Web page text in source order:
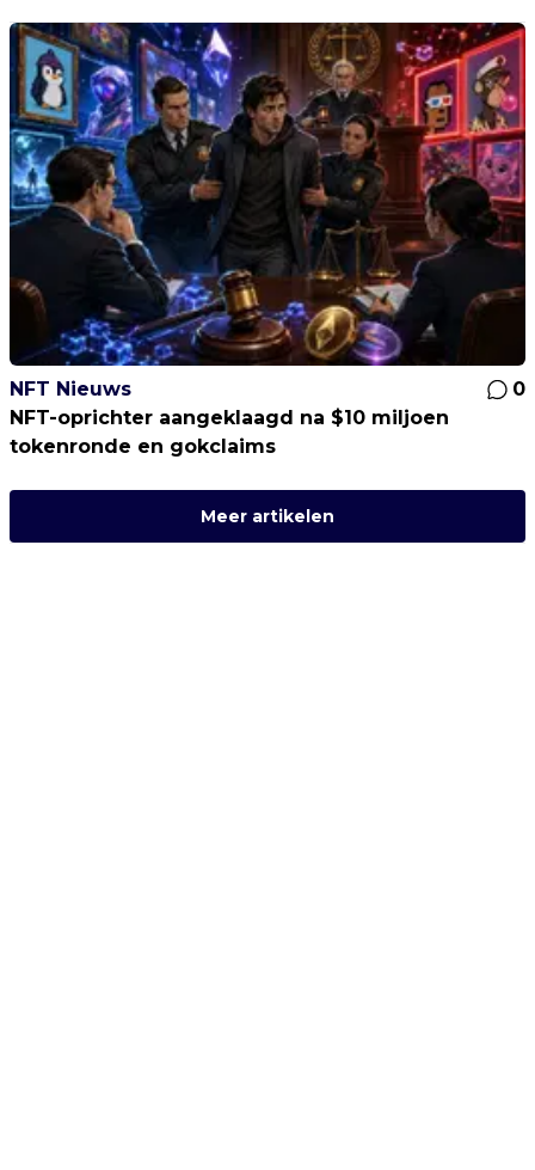
NFT Nieuws
0
NFT-oprichter aangeklaagd na $10 miljoen
tokenronde en gokclaims
Meer artikelen